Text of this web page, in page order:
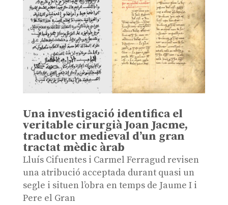
Una investigació identifica el
veritable cirurgià Joan Jacme,
traductor medieval d’un gran
tractat mèdic àrab
Lluís Cifuentes i Carmel Ferragud revisen
una atribució acceptada durant quasi un
segle i situen l’obra en temps de Jaume I i
Pere el Gran